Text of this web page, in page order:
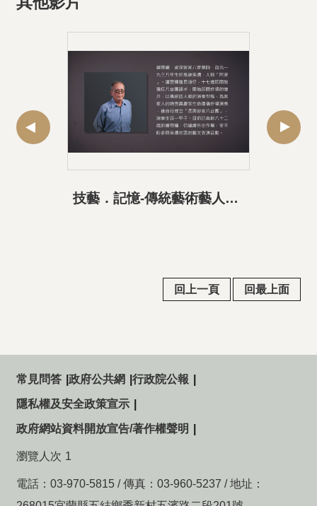
技藝．記憶-傳統藝術藝人口述歷史影像紀錄計畫-鍾雲輝精華片段
回上一頁 回最上面
常見問答 政府公共網 行政院公報
隱私權及安全政策宣示
政府網站資料開放宣告/著作權聲明
瀏覽人次 1
電話：03-970-5815 / 傳真：03-960-5237 / 地址：